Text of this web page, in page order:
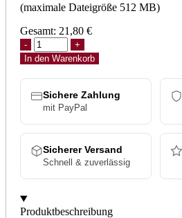
(maximale Dateigröße 512 MB)
Gesamt: 21,80 €
In den Warenkorb
Sichere Zahlung
mit PayPal
Sicherer Versand
Schnell & zuverlässig
Produktbeschreibung